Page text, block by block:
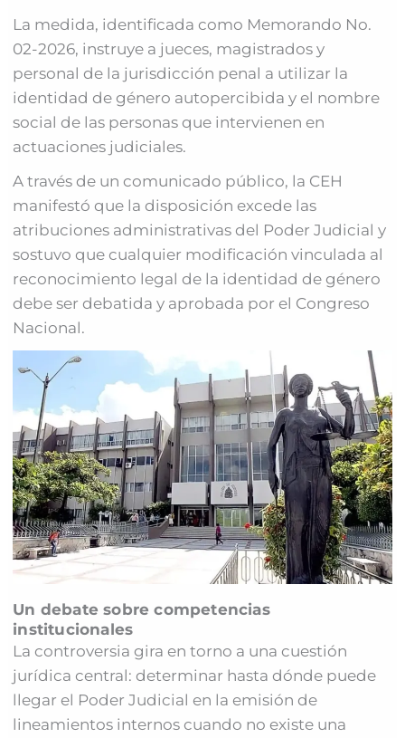
La medida, identificada como Memorando No.
02-2026, instruye a jueces, magistrados y
personal de la jurisdicción penal a utilizar la
identidad de género autopercibida y el nombre
social de las personas que intervienen en
actuaciones judiciales.
A través de un comunicado público, la CEH
manifestó que la disposición excede las
atribuciones administrativas del Poder Judicial y
sostuvo que cualquier modificación vinculada al
reconocimiento legal de la identidad de género
debe ser debatida y aprobada por el Congreso
Nacional.
Un debate sobre competencias
institucionales
La controversia gira en torno a una cuestión
jurídica central: determinar hasta dónde puede
llegar el Poder Judicial en la emisión de
lineamientos internos cuando no existe una